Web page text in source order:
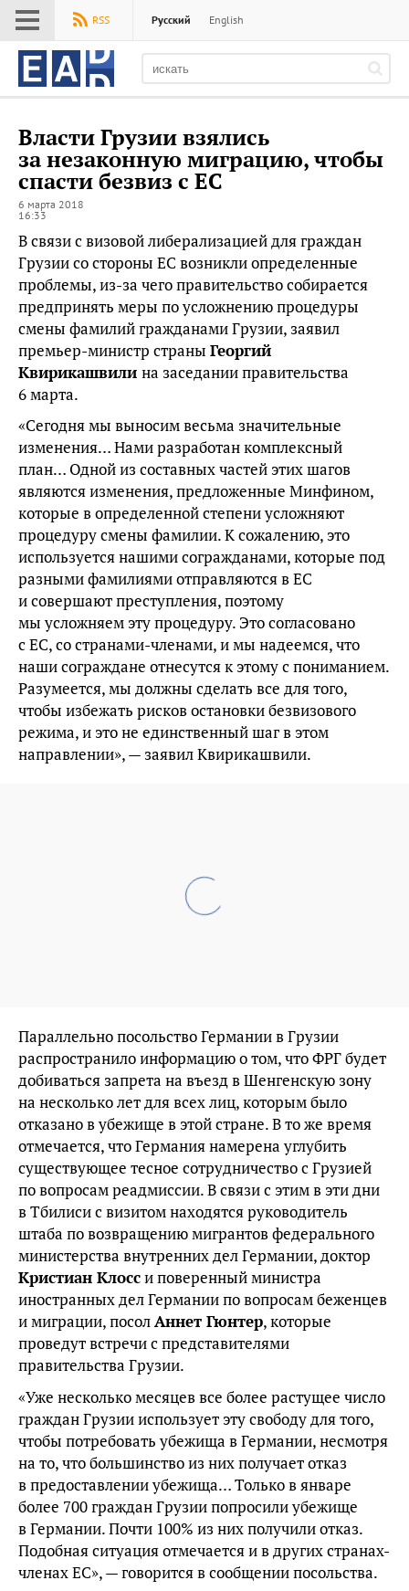
Меню
RSS Русский English
Власти Грузии взялись
за незаконную миграцию, чтобы
спасти безвиз с ЕС
6 марта 2018
16:33
В связи с визовой либерализацией для граждан
Грузии со стороны ЕС возникли определенные
проблемы, из-за чего правительство собирается
предпринять меры по усложнению процедуры
смены фамилий гражданами Грузии, заявил
премьер-министр страны Георгий
Квирикашвили на заседании правительства
6 марта.
«Сегодня мы выносим весьма значительные
изменения… Нами разработан комплексный
план… Одной из составных частей этих шагов
являются изменения, предложенные Минфином,
которые в определенной степени усложняют
процедуру смены фамилии. К сожалению, это
используется нашими согражданами, которые под
разными фамилиями отправляются в ЕС
и совершают преступления, поэтому
мы усложняем эту процедуру. Это согласовано
с ЕС, со странами-членами, и мы надеемся, что
наши сограждане отнесутся к этому с пониманием.
Разумеется, мы должны сделать все для того,
чтобы избежать рисков остановки безвизового
режима, и это не единственный шаг в этом
направлении», — заявил Квирикашвили.
Параллельно посольство Германии в Грузии
распространило информацию о том, что ФРГ будет
добиваться запрета на въезд в Шенгенскую зону
на несколько лет для всех лиц, которым было
отказано в убежище в этой стране. В то же время
отмечается, что Германия намерена углубить
существующее тесное сотрудничество с Грузией
по вопросам реадмиссии. В связи с этим в эти дни
в Тбилиси с визитом находятся руководитель
штаба по возвращению мигрантов федерального
министерства внутренних дел Германии, доктор
Кристиан Клосси поверенный министра
иностранных дел Германии по вопросам беженцев
и миграции, посолАннет Гюнтер, которые
проведут встречи с представителями
правительства Грузии.
«Уже несколько месяцев все более растущее число
граждан Грузии использует эту свободу для того,
чтобы потребовать убежища в Германии, несмотря
на то, что большинство из них получает отказ
в предоставлении убежища… Только в январе
более 700 граждан Грузии попросили убежище
в Германии. Почти 100% из них получили отказ.
Подобная ситуация отмечается и в других странах-
членах ЕС», — говорится в сообщении посольства.